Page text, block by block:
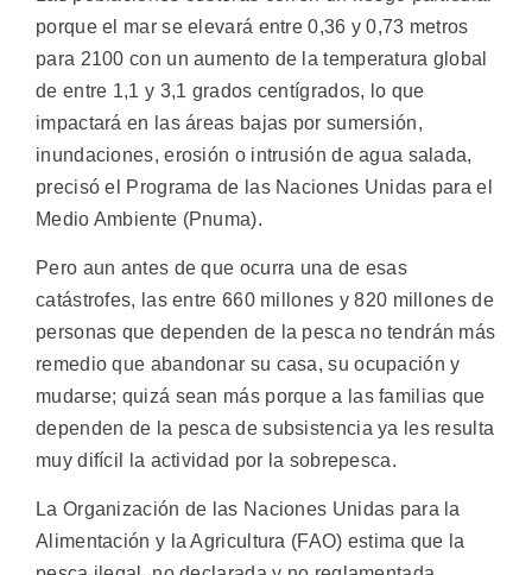
porque el mar se elevará entre 0,36 y 0,73 metros
para 2100 con un aumento de la temperatura global
de entre 1,1 y 3,1 grados centígrados, lo que
impactará en las áreas bajas por sumersión,
inundaciones, erosión o intrusión de agua salada,
precisó el Programa de las Naciones Unidas para el
Medio Ambiente (Pnuma).
Pero aun antes de que ocurra una de esas
catástrofes, las entre 660 millones y 820 millones de
personas que dependen de la pesca no tendrán más
remedio que abandonar su casa, su ocupación y
mudarse; quizá sean más porque a las familias que
dependen de la pesca de subsistencia ya les resulta
muy difícil la actividad por la sobrepesca.
La Organización de las Naciones Unidas para la
Alimentación y la Agricultura (FAO) estima que la